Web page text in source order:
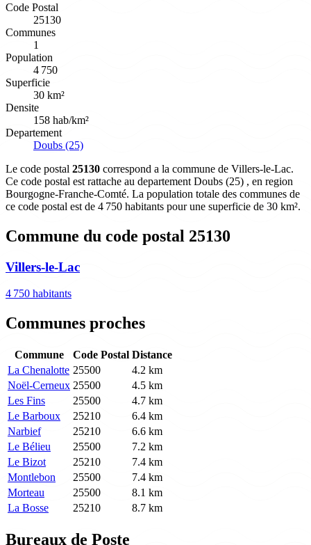
Code Postal
25130
Communes
1
Population
4 750
Superficie
30 km²
Densite
158 hab/km²
Departement
Doubs (25)
Le code postal 25130 correspond a la commune de Villers-le-Lac.
Ce code postal est rattache au departement Doubs (25) , en region
Bourgogne-Franche-Comté. La population totale des communes de
ce code postal est de 4 750 habitants pour une superficie de 30 km².
Commune du code postal 25130
Villers-le-Lac
4 750 habitants
Communes proches
Commune Code Postal Distance
La Chenalotte 25500
4.2 km
Noël-Cerneux 25500
4.5 km
Les Fins
25500
4.7 km
Le Barboux
25210
6.4 km
Narbief
25210
6.6 km
Le Bélieu
25500
7.2 km
Le Bizot
25210
7.4 km
Montlebon
25500
7.4 km
Morteau
25500
8.1 km
La Bosse
25210 8.7 km
Bureaux de Poste